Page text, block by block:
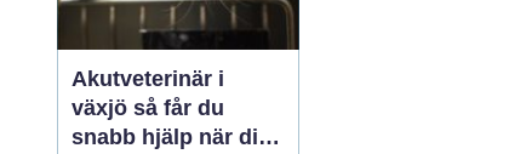
Akutveterinär i
växjö så får du
snabb hjälp när ditt